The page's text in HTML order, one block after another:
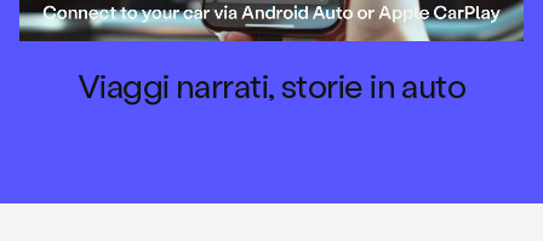
Viaggi narrati, storie in auto